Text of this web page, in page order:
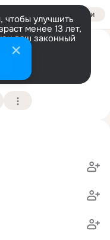
Войти
улучшить
менее 13 лет,
ваш законный
Подробнее